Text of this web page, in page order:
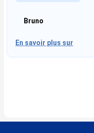
Bruno
En savoir plus sur